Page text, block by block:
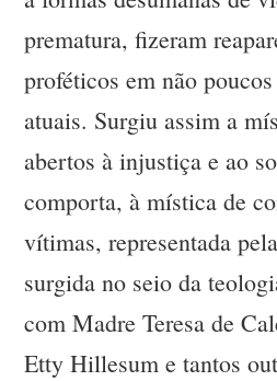
prematura, fizeram
proféticos em não
atuais. Surgiu assim a
abertos à injustiça e ao
comporta, à mística de
vítimas, representada
surgida no seio da
com Madre Teresa de
Etty Hillesum e tantos